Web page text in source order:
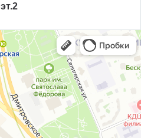
эт.2